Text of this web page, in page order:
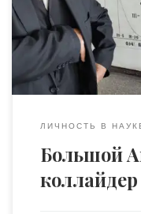
физических
поздравили его с
фундаментальной
тем больше
ЛИЧНОСТЬ В
Большой
коллайдер